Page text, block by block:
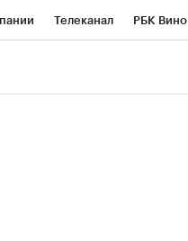
Телеканал РБК Вино